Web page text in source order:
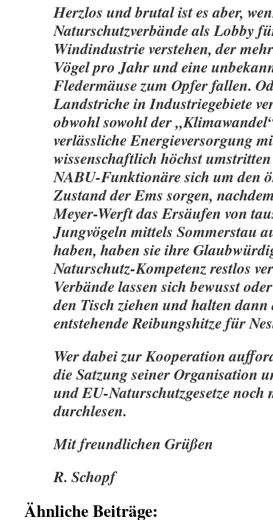
Herzlos und brutal ist es aber,
Naturschutzverbände als Lobby
Windindustrie verstehen, der
Vögel pro Jahr und eine
Fledermäuse zum Opfer fallen.
Landstriche in Industriegebiete
obwohl sowohl der
verlässliche Energieversorgung
wissenschaftlich höchst
NABU-Funktionäre sich um den
Zustand der Ems sorgen,
Meyer-Werft das Ersäufen von
Jungvögeln mittels Sommerstau
haben, haben sie ihre
Naturschutz-Kompetenz restlos
Verbände lassen sich bewusst
den Tisch ziehen und halten dann
entstehende Reibungshitze für
Wer dabei zur Kooperation
die Satzung seiner Organisation
und EU-Naturschutzgesetze
durchlesen.
Mit freundlichen Grüßen
R. Schopf
Ähnliche Beiträge: